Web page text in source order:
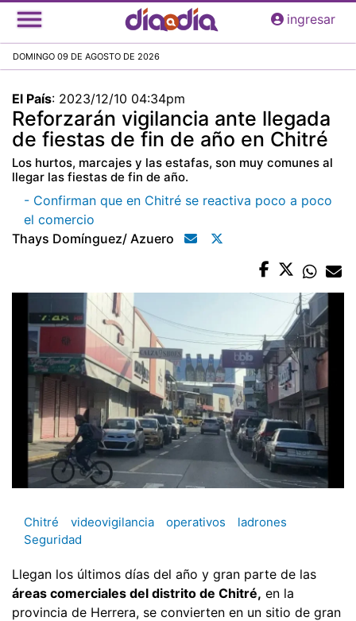
Pasar
al
principal
ingresar
DOMINGO 09 DE AGOSTO DE 2026
El País: 2023/12/10 04:34pm
Reforzarán vigilancia ante llegada
de fiestas de fin de año en Chitré
Los hurtos, marcajes y las estafas, son muy comunes al
llegar las fiestas de fin de año.
- Confirman que en Chitré se reactiva poco a poco
el comercio
Thays Domínguez/ Azuero
Chitré videovigilancia operativos
ladrones
Seguridad
Llegan los últimos días del año y gran parte de las
áreas comerciales del distrito de Chitré, en la
provincia de Herrera, se convierten en un sitio de gran